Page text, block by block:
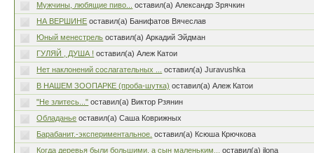
Мужчины, любящие пиво...
оставил(а) Александр Зрячкин
НА ВЕРШИНЕ оставил(а) Банифатов Вячеслав
Юный менестрель оставил(а) Аркадий Эйдман
ГУЛЯЙ , ДУША ! оставил(а) Алеж Катои
Нет наклонений сослагательных ...
оставил(а) Juravushka
В НАШЕМ ЗООПАРКЕ (проба-шутка) оставил(а) Алеж Катои
"Не злитесь..." оставил(а) Виктор Рзянин
Обладанье оставил(а) Саша Коврижных
Барабанит.-экспериментальное. оставил(а) Ксюша Крючкова
Когда деревья были большими, а сын маленьким...
оставил(а) ilona